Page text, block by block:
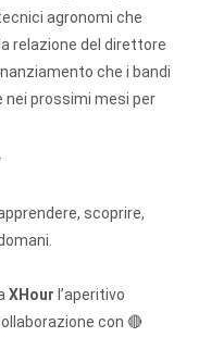
agronomi che
relazione del direttore
che i bandi
nei prossimi mesi per
scoprire,
XHour l’aperitivo
con 🔴